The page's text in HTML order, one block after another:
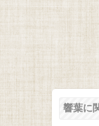
響葉に